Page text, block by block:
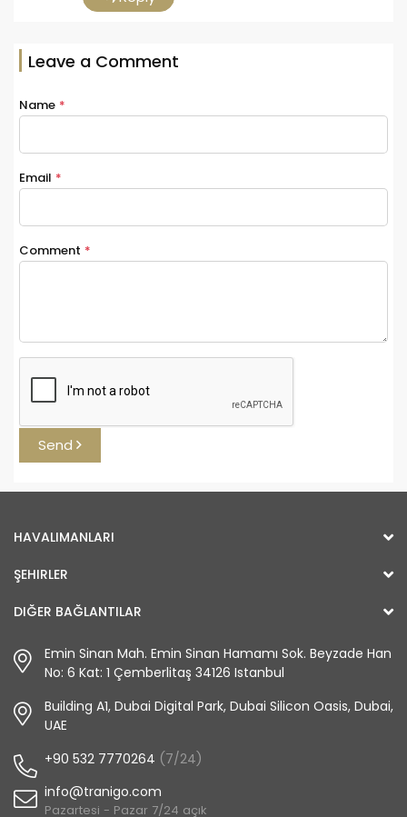
Leave a Comment
Name *
Email *
Comment *
Send
HAVALIMANLARI
ŞEHIRLER
DIĞER BAĞLANTILAR
Emin Sinan Mah. Emin Sinan Hamamı Sok. Beyzade Han
No: 6 Kat: 1 Çemberlitaş 34126 Istanbul
Building A1, Dubai Digital Park, Dubai Silicon Oasis, Dubai,
UAE
+90 532 7770264 (7/24)
info@tranigo.com
Pazartesi - Pazar 7/24 açık